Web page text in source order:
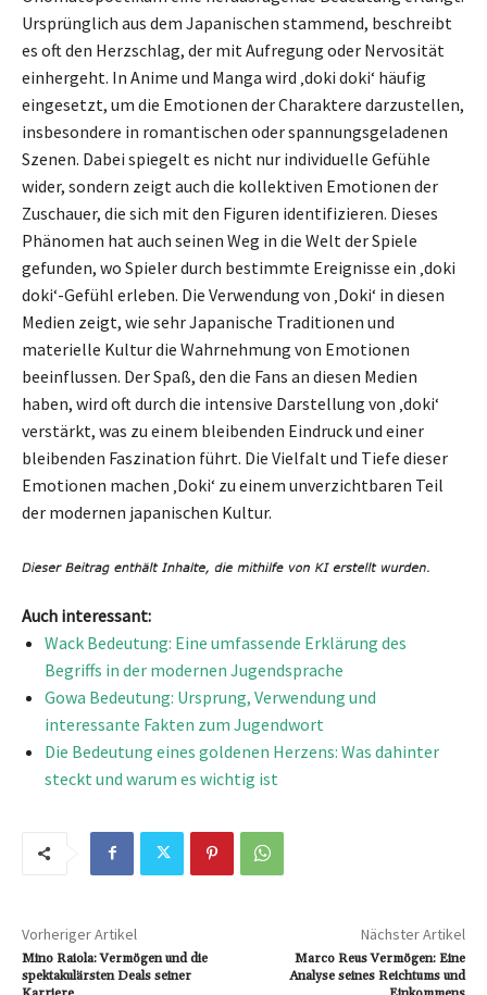
Ursprünglich aus dem Japanischen stammend, beschreibt
es oft den Herzschlag, der mit Aufregung oder Nervosität
einhergeht. In Anime und Manga wird ‚doki doki‘ häufig
eingesetzt, um die Emotionen der Charaktere darzustellen,
insbesondere in romantischen oder spannungsgeladenen
Szenen. Dabei spiegelt es nicht nur individuelle Gefühle
wider, sondern zeigt auch die kollektiven Emotionen der
Zuschauer, die sich mit den Figuren identifizieren. Dieses
Phänomen hat auch seinen Weg in die Welt der Spiele
gefunden, wo Spieler durch bestimmte Ereignisse ein ‚doki
doki‘-Gefühl erleben. Die Verwendung von ‚Doki‘ in diesen
Medien zeigt, wie sehr Japanische Traditionen und
materielle Kultur die Wahrnehmung von Emotionen
beeinflussen. Der Spaß, den die Fans an diesen Medien
haben, wird oft durch die intensive Darstellung von ‚doki‘
verstärkt, was zu einem bleibenden Eindruck und einer
bleibenden Faszination führt. Die Vielfalt und Tiefe dieser
Emotionen machen ‚Doki‘ zu einem unverzichtbaren Teil
der modernen japanischen Kultur.
Auch interessant:
Wack Bedeutung: Eine umfassende Erklärung des
Begriffs in der modernen Jugendsprache
Gowa Bedeutung: Ursprung, Verwendung und
interessante Fakten zum Jugendwort
Die Bedeutung eines goldenen Herzens: Was dahinter
steckt und warum es wichtig ist
Vorheriger Artikel
Mino Raiola: Vermögen und die
spektakulärsten Deals seiner
Nächster Artikel
Marco Reus Vermögen: Eine
Analyse seines Reichtums und